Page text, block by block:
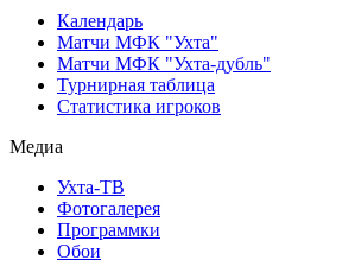
Календарь
Матчи МФК "Ухта"
Матчи МФК "Ухта-дубль"
Турнирная таблица
Статистика игроков
Медиа
Ухта-ТВ
Фотогалерея
Программки
Обои